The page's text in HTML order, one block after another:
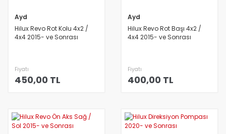
Ayd
Hilux Revo Rot Kolu 4x2 /
4x4 2015- ve Sonrası
Fiyatı
450,00 TL
Ayd
Hilux Revo Rot Başı 4x2 /
4x4 2015- ve Sonrası
Fiyatı
400,00 TL